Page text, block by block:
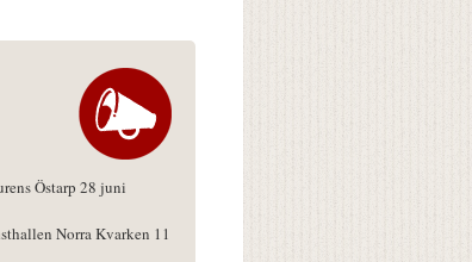
Östarp 28 juni
Norra Kvarken 11